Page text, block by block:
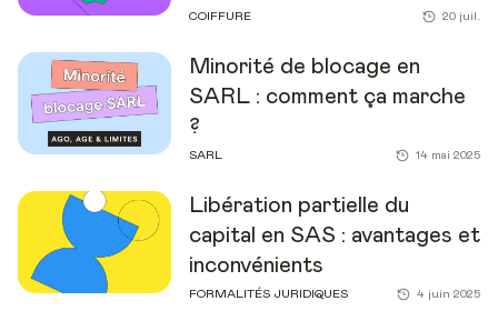
COIFFURE 20 juil.
Minorité de blocage en
SARL : comment ça marche
?
SARL 14 mai 2025
Libération partielle du
capital en SAS : avantages et
inconvénients
FORMALITÉS JURIDIQUES 4 juin 2025